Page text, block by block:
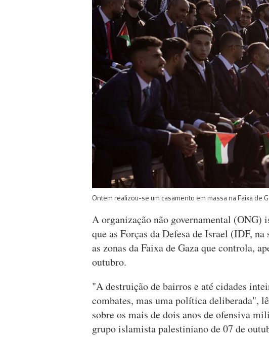
Ontem realizou-se um casamento em massa na Faixa de
A organização não governamental (ONG)
que as Forças da Defesa de Israel (IDF,
as zonas da Faixa de Gaza que controla,
outubro.
"A destruição de bairros e até cidades
combates, mas uma política deliberada",
sobre os mais de dois anos de ofensiva
grupo islamista palestiniano de 07 de